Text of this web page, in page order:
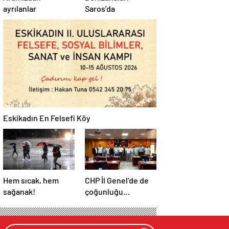
ayrılanlar
Saros’da
Eskikadın En Felsefi Köy
Hem sıcak, hem
sağanak!
CHP İl Genel’de de
çoğunluğu